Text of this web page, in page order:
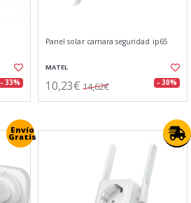
- 33%
Panel solar camara seguridad ip65
MATEL
10,23€ 14,62€ - 30%
Envío
Gratis